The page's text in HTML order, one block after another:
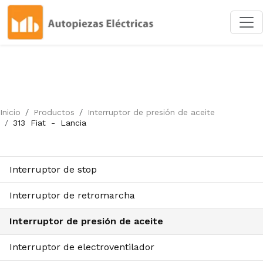
Inicio Productos
Interruptor de presión de aceite
313
Fiat - Lancia
Interruptor de stop
Interruptor de retromarcha
Interruptor de presión de aceite
Interruptor de electroventilador